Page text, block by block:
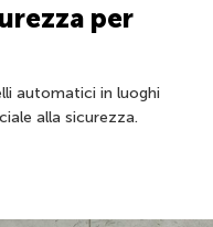
per
automatici in luoghi
alla sicurezza.